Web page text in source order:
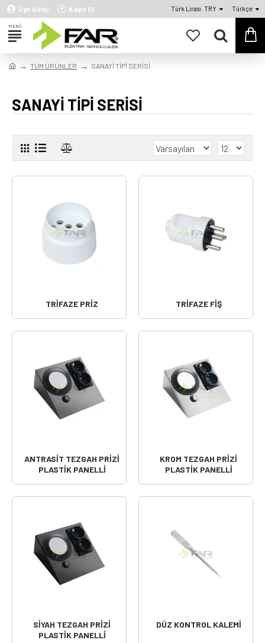
Üye Girişi Kayıt Ol Türk Lirası TRY Türkçe
TÜM ÜRÜNLER SANAYİ TİPİ SERİSİ
SANAYİ TİPİ SERİSİ
TRİFAZE PRİZ TRİFAZE FİŞ
ANTRASİT TEZGAH PRİZİ
PLASTİK PANELLİ
KROM TEZGAH PRİZİ
PLASTİK PANELLİ
SİYAH TEZGAH PRİZİ
PLASTİK PANELLİ
DÜZ KONTROL KALEMİ